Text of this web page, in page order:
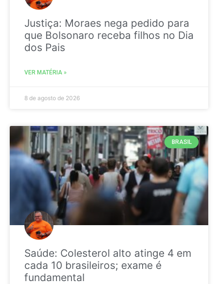
Justiça: Moraes nega pedido para
que Bolsonaro receba filhos no Dia
dos Pais
VER MATÉRIA »
8 de agosto de 2026
BRASIL
Saúde: Colesterol alto atinge 4 em
cada 10 brasileiros; exame é
fundamental